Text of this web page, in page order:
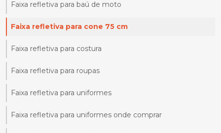
Faixa refletiva para baú de moto
Faixa refletiva para cone 75 cm
Faixa refletiva para costura
Faixa refletiva para roupas
Faixa refletiva para uniformes
Faixa refletiva para uniformes onde comprar